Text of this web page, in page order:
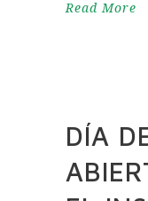
Read More
DÍA